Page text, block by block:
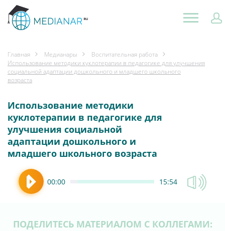
Главная Медианары
Воспитательная работа
Использование методики куклотерапии в педагогике для улучшения
социальной адаптации дошкольного и младшего школьного
возраста
Использование методики
куклотерапии в педагогике для
улучшения социальной
адаптации дошкольного и
младшего школьного возраста
00:00 15:54
ПОДЕЛИТЕСЬ МАТЕРИАЛОМ С КОЛЛЕГАМИ: